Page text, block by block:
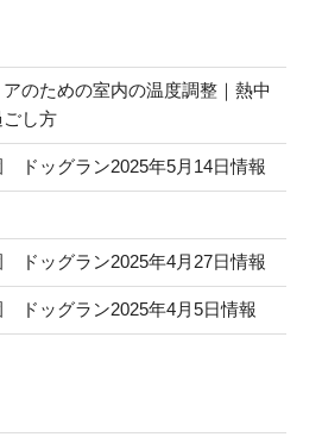
のための室内の温度調整｜熱中
し方
ドッグラン2025年5月14日情報
ドッグラン2025年4月27日情報
ドッグラン2025年4月5日情報